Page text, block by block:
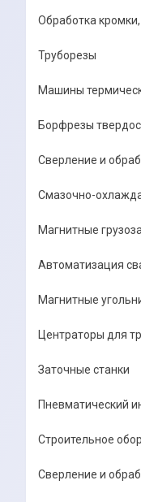
Обработка
Труборезы
Машины
Борфрезы
Сверление и
Смазочно-
Магнитные
Автоматизация
Магнитные
Центраторы для
Заточные станки
Пневматический
Строительное
Сверление и